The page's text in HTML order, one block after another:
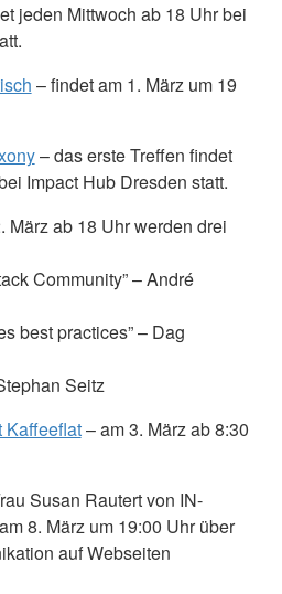
jeden Mittwoch ab 18 Uhr bei
– findet am 1. März um 19
– das erste Treffen findet
Impact Hub Dresden statt.
März ab 18 Uhr werden drei
Community” – André
best practices” – Dag
Seitz
Kaffeeflat– am 3. März ab 8:30
Susan Rautert von IN-
8. März um 19:00 Uhr über
auf Webseiten